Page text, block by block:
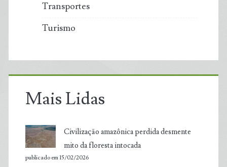
Transportes
Turismo
Mais Lidas
Civilização amazônica perdida desmente
mito da floresta intocada
publicado em 15/02/2026